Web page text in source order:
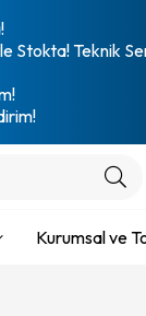
Stokta! Teknik
Kurumsal ve